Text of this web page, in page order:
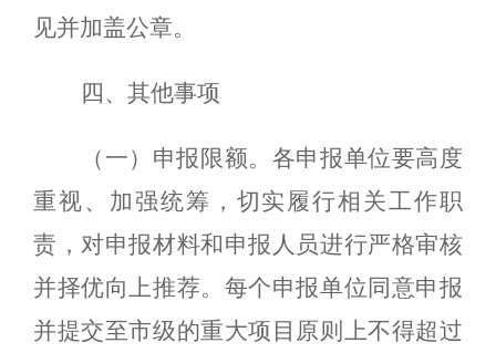
见并加盖公章。
四、其他事项
（一）申报限额。 各申报单位要高度
重视、加强统筹，切实履行相关工作职
责，对申报材料和申报人员进行严格审核
并择优向上推荐。每个申报单位同意申报
并提交至市级的重大项目原则上不得超过